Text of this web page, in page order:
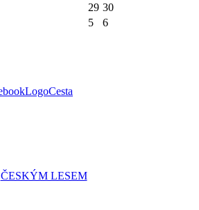
29 30
5 6
ČESKÝM LESEM